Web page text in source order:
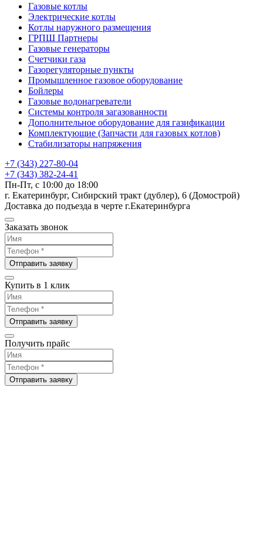
Газовые котлы
Электрические котлы
Котлы наружного размещения
ГРПШ Партнеры
Газовые генераторы
Счетчики газа
Газорегуляторные пункты
Промышленное газовое оборудование
Бойлеры
Газовые водонагреватели
Системы контроля загазованности
Дополнительное оборудование для газификации
Комплектующие (Запчасти для газовых котлов)
Стабилизаторы напряжения
+7 (343) 227-80-04
+7 (343) 382-24-41
Пн-Пт, с 10:00 до 18:00
г. Екатеринбург, Сибирский тракт (дублер), 6 (Домострой)
Доставка до подъезда в черте г.Екатеринбурга
Заказать звонок
Отправить заявку
Купить в 1 клик
Отправить заявку
Получить прайс
Отправить заявку